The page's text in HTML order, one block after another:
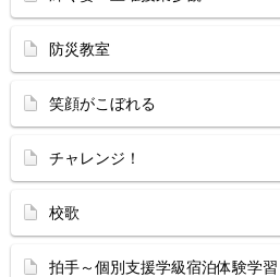
防災教室
笑顔がこぼれる
チャレンジ！
校歌
拍手～個別支援学級宿泊体験学習